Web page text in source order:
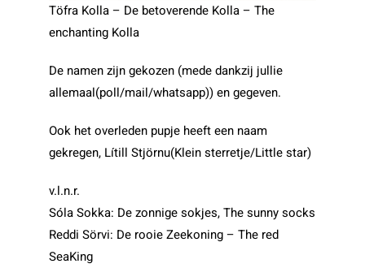
Töfra Kolla – De betoverende Kolla – The
enchanting Kolla
De namen zijn gekozen (mede dankzij jullie
allemaal(poll/mail/whatsapp)) en gegeven.
Ook het overleden pupje heeft een naam
gekregen, Lítill Stjörnu(Klein sterretje/Little star)
v.l.n.r.
Sóla Sokka: De zonnige sokjes, The sunny socks
Reddi Sörvi: De rooie Zeekoning – The red
SeaKing